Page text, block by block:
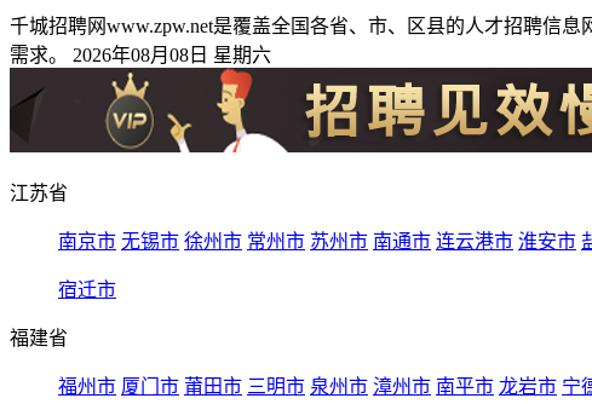
千城招聘网www.zpw.net是覆盖全国各省、市、区县的人才招聘信
需求。 2026年08月08日 星期六
江苏省
南京市 无锡市 徐州市 常州市 苏州市 南通市 连云港市 淮安市
宿迁市
福建省
福州市 厦门市 莆田市 三明市 泉州市 漳州市 南平市 龙岩市 宁